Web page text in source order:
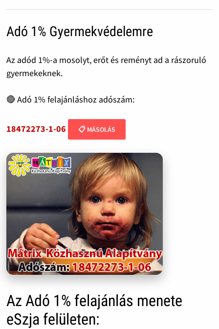
Adó 1% Gyermekvédelemre
Az adód 1%-a mosolyt, erőt és reményt ad a rászoruló
gyermekeknek.
🔴 Adó 1% felajánláshoz adószám:
18472273-1-06 📋 MÁSOLÁS
Az Adó 1% felajánlás menete
eSzja felületen: